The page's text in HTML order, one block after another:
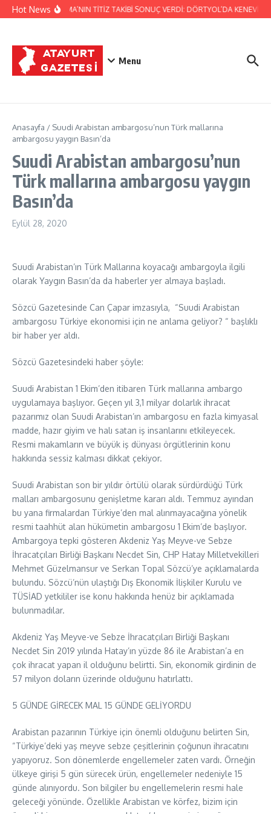
İçeriğe atla
Hot NewsJANDARMA’NIN TİTİZ TAKİBİ SONUÇ VERDİ: DÖRTYOL’DA KENEVİR
Menu
Anasayfa / Suudi Arabistan ambargosu’nun Türk mallarına
ambargosu yaygın Basın’da
Suudi Arabistan ambargosu’nun
Türk mallarına ambargosu yaygın
Basın’da
Eylül 28, 2020
Suudi Arabistan’ın Türk Mallarına koyacağı ambargoyla ilgili
olarak Yaygın Basın’da da haberler yer almaya başladı.
Sözcü Gazetesinde Can Çapar imzasıyla, “Suudi Arabistan
ambargosu Türkiye ekonomisi için ne anlama geliyor? “ başlıklı
bir haber yer aldı.
Sözcü Gazetesindeki haber şöyle:
Suudi Arabistan 1 Ekim’den itibaren Türk mallarına ambargo
uygulamaya başlıyor. Geçen yıl 3,1 milyar dolarlık ihracat
pazarımız olan Suudi Arabistan’ın ambargosu en fazla kimyasal
madde, hazır giyim ve halı satan iş insanlarını etkileyecek.
Resmi makamların ve büyük iş dünyası örgütlerinin konu
hakkında sessiz kalması dikkat çekiyor.
Suudi Arabistan son bir yıldır örtülü olarak sürdürdüğü Türk
malları ambargosunu genişletme kararı aldı. Temmuz ayından
bu yana firmalardan Türkiye’den mal alınmayacağına yönelik
resmi taahhüt alan hükümetin ambargosu 1 Ekim’de başlıyor.
Ambargoya tepki gösteren Akdeniz Yaş Meyve-ve Sebze
İhracatçıları Birliği Başkanı Necdet Sin, CHP Hatay Milletvekilleri
Mehmet Güzelmansur ve Serkan Topal Sözcü’ye açıklamalarda
bulundu. Sözcü’nün ulaştığı Dış Ekonomik İlişkiler Kurulu ve
TÜSİAD yetkililer ise konu hakkında henüz bir açıklamada
bulunmadılar.
Akdeniz Yaş Meyve-ve Sebze İhracatçıları Birliği Başkanı
Necdet Sin 2019 yılında Hatay’ın yüzde 86 ile Arabistan’a en
çok ihracat yapan il olduğunu belirtti. Sin, ekonomik girdinin de
57 milyon doların üzerinde olduğunu hatırlattı.
5 GÜNDE GİRECEK MAL 15 GÜNDE GELİYORDU
Arabistan pazarının Türkiye için önemli olduğunu belirten Sin,
“Türkiye’deki yaş meyve sebze çeşitlerinin çoğunun ihracatını
yapıyoruz. Son dönemlerde engellemeler zaten vardı. Örneğin
ülkeye girişi 5 gün sürecek ürün, engellemeler nedeniyle 15
günde alınıyordu. Son bilgiler bu engellemelerin resmi hale
geleceği yönünde. Özellikle Arabistan ve körfez, bizim için